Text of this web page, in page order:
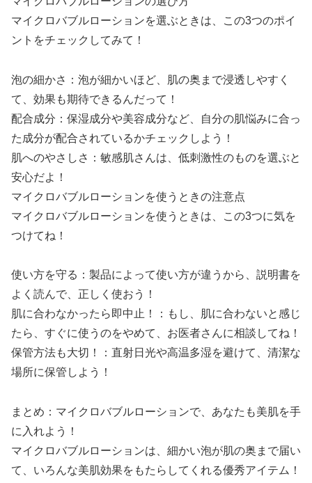
マイクロバブルローションを選ぶときは、この3つのポイ
ントをチェックしてみて！
泡の細かさ：泡が細かいほど、肌の奥まで浸透しやすく
て、効果も期待できるんだって！
配合成分：保湿成分や美容成分など、自分の肌悩みに合っ
た成分が配合されているかチェックしよう！
肌へのやさしさ：敏感肌さんは、低刺激性のものを選ぶと
安心だよ！
マイクロバブルローションを使うときの注意点
マイクロバブルローションを使うときは、この3つに気を
つけてね！
使い方を守る：製品によって使い方が違うから、説明書を
よく読んで、正しく使おう！
肌に合わなかったら即中止！：もし、肌に合わないと感じ
たら、すぐに使うのをやめて、お医者さんに相談してね！
保管方法も大切！：直射日光や高温多湿を避けて、清潔な
場所に保管しよう！
まとめ：マイクロバブルローションで、あなたも美肌を手
に入れよう！
マイクロバブルローションは、細かい泡が肌の奥まで届い
て、いろんな美肌効果をもたらしてくれる優秀アイテム！